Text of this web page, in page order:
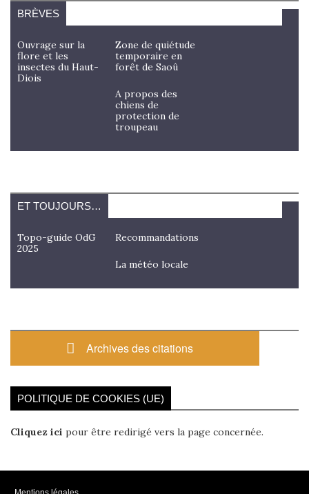
BRÈVES
Ouvrage sur la
flore et les
insectes du Haut-
Diois
Zone de quiétude
temporaire en
forêt de Saoû
A propos des
chiens de
protection de
troupeau
ET TOUJOURS…
Topo-guide OdG
2025
Recommandations
La météo locale
Archives des citations
POLITIQUE DE COOKIES (UE)
Cliquez ici pour être redirigé vers la page concernée.